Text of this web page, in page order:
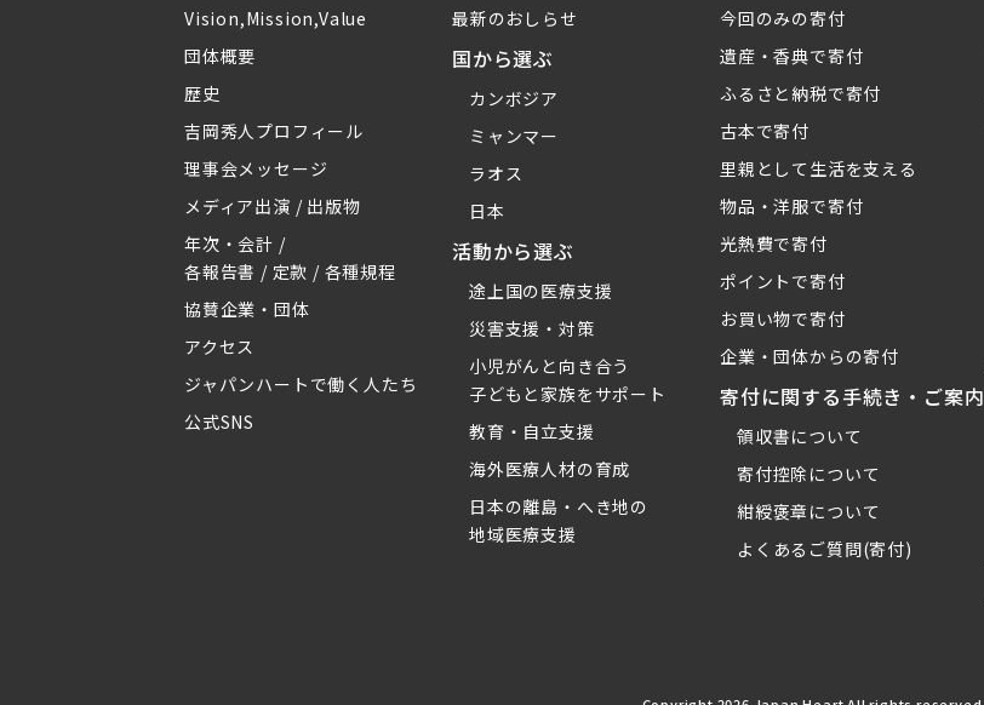
Vision,Mission,Value
団体概要
歴史
吉岡秀人プロフィール
理事会メッセージ
メディア出演 / 出版物
年次・会計 /
各報告書 / 定款 / 各種規程
協賛企業・団体
アクセス
ジャパンハートで働く人たち
公式SNS
最新のおしらせ
国から選ぶ
カンボジア
ミャンマー
ラオス
日本
活動から選ぶ
途上国の医療支援
災害支援・対策
小児がんと向き合う
子どもと家族をサポート
教育・自立支援
海外医療人材の育成
日本の離島・へき地の
地域医療支援
今回のみの寄付
遺産・香典で寄付
ふるさと納税で寄付
古本で寄付
里親として生活を支える
物品・洋服で寄付
光熱費で寄付
ポイントで寄付
お買い物で寄付
企業・団体からの寄付
寄付に関する手続き・ご案内
領収書について
寄付控除について
紺綬褒章について
よくあるご質問(寄付)